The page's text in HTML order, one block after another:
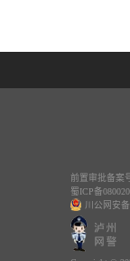
前置审批备案
蜀ICP备
川公网安备